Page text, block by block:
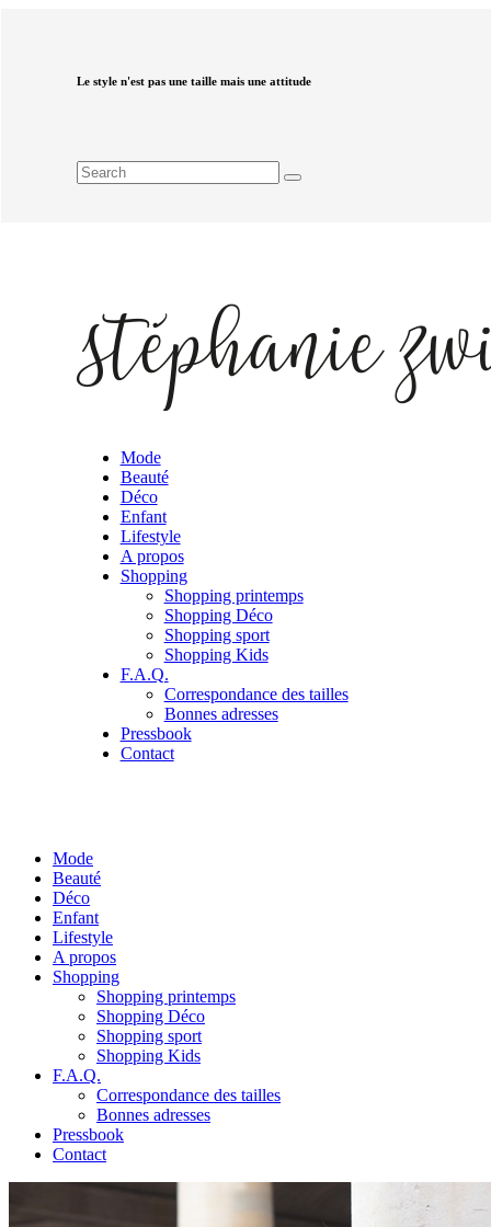
Le style n'est pas une taille mais une attitude
Mode
Beauté
Déco
Enfant
Lifestyle
A propos
Shopping
Shopping printemps
Shopping Déco
Shopping sport
Shopping Kids
F.A.Q.
Correspondance des tailles
Bonnes adresses
Pressbook
Contact
Mode
Beauté
Déco
Enfant
Lifestyle
A propos
Shopping
Shopping printemps
Shopping Déco
Shopping sport
Shopping Kids
F.A.Q.
Correspondance des tailles
Bonnes adresses
Pressbook
Contact